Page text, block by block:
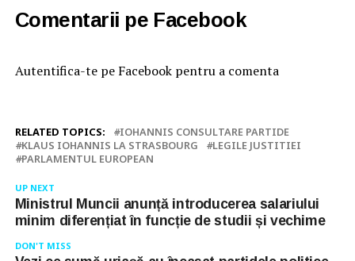
Comentarii pe Facebook
Autentifica-te pe Facebook pentru a comenta
RELATED TOPICS:
IOHANNIS CONSULTARE PARTIDE
KLAUS IOHANNIS LA STRASBOURG
LEGILE JUSTITIEI
PARLAMENTUL EUROPEAN
UP NEXT
Ministrul Muncii anunță introducerea salariului
minim diferențiat în funcție de studii și vechime
DON'T MISS